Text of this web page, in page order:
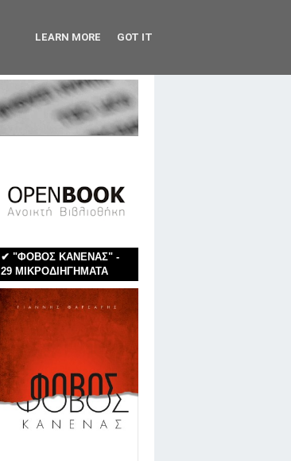
✔ "ΦΟΒΟΣ ΚΑΝΕΝΑΣ" -
29 ΜΙΚΡΟΔΙΗΓΗΜΑΤΑ
LEARN MORE GOT IT